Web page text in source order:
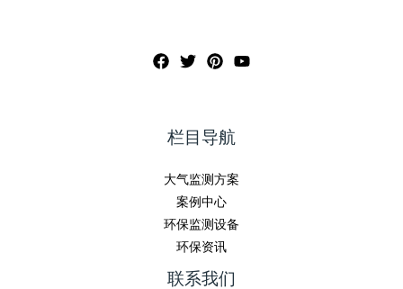
栏目导航
大气监测方案
案例中心
环保监测设备
环保资讯
联系我们